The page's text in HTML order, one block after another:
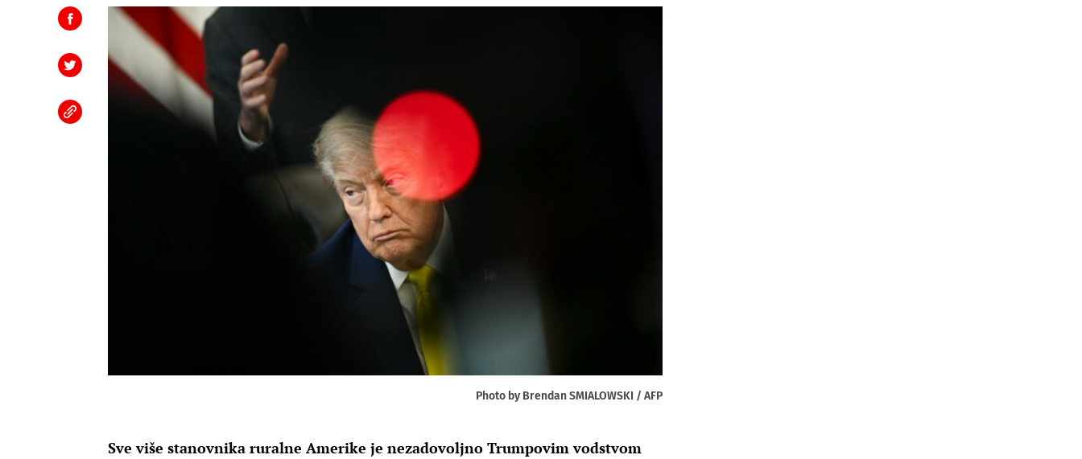
Photo by Brendan SMIALOWSKI / AFP
Sve više stanovnika ruralne Amerike je nezadovoljno Trumpovim vodstvom